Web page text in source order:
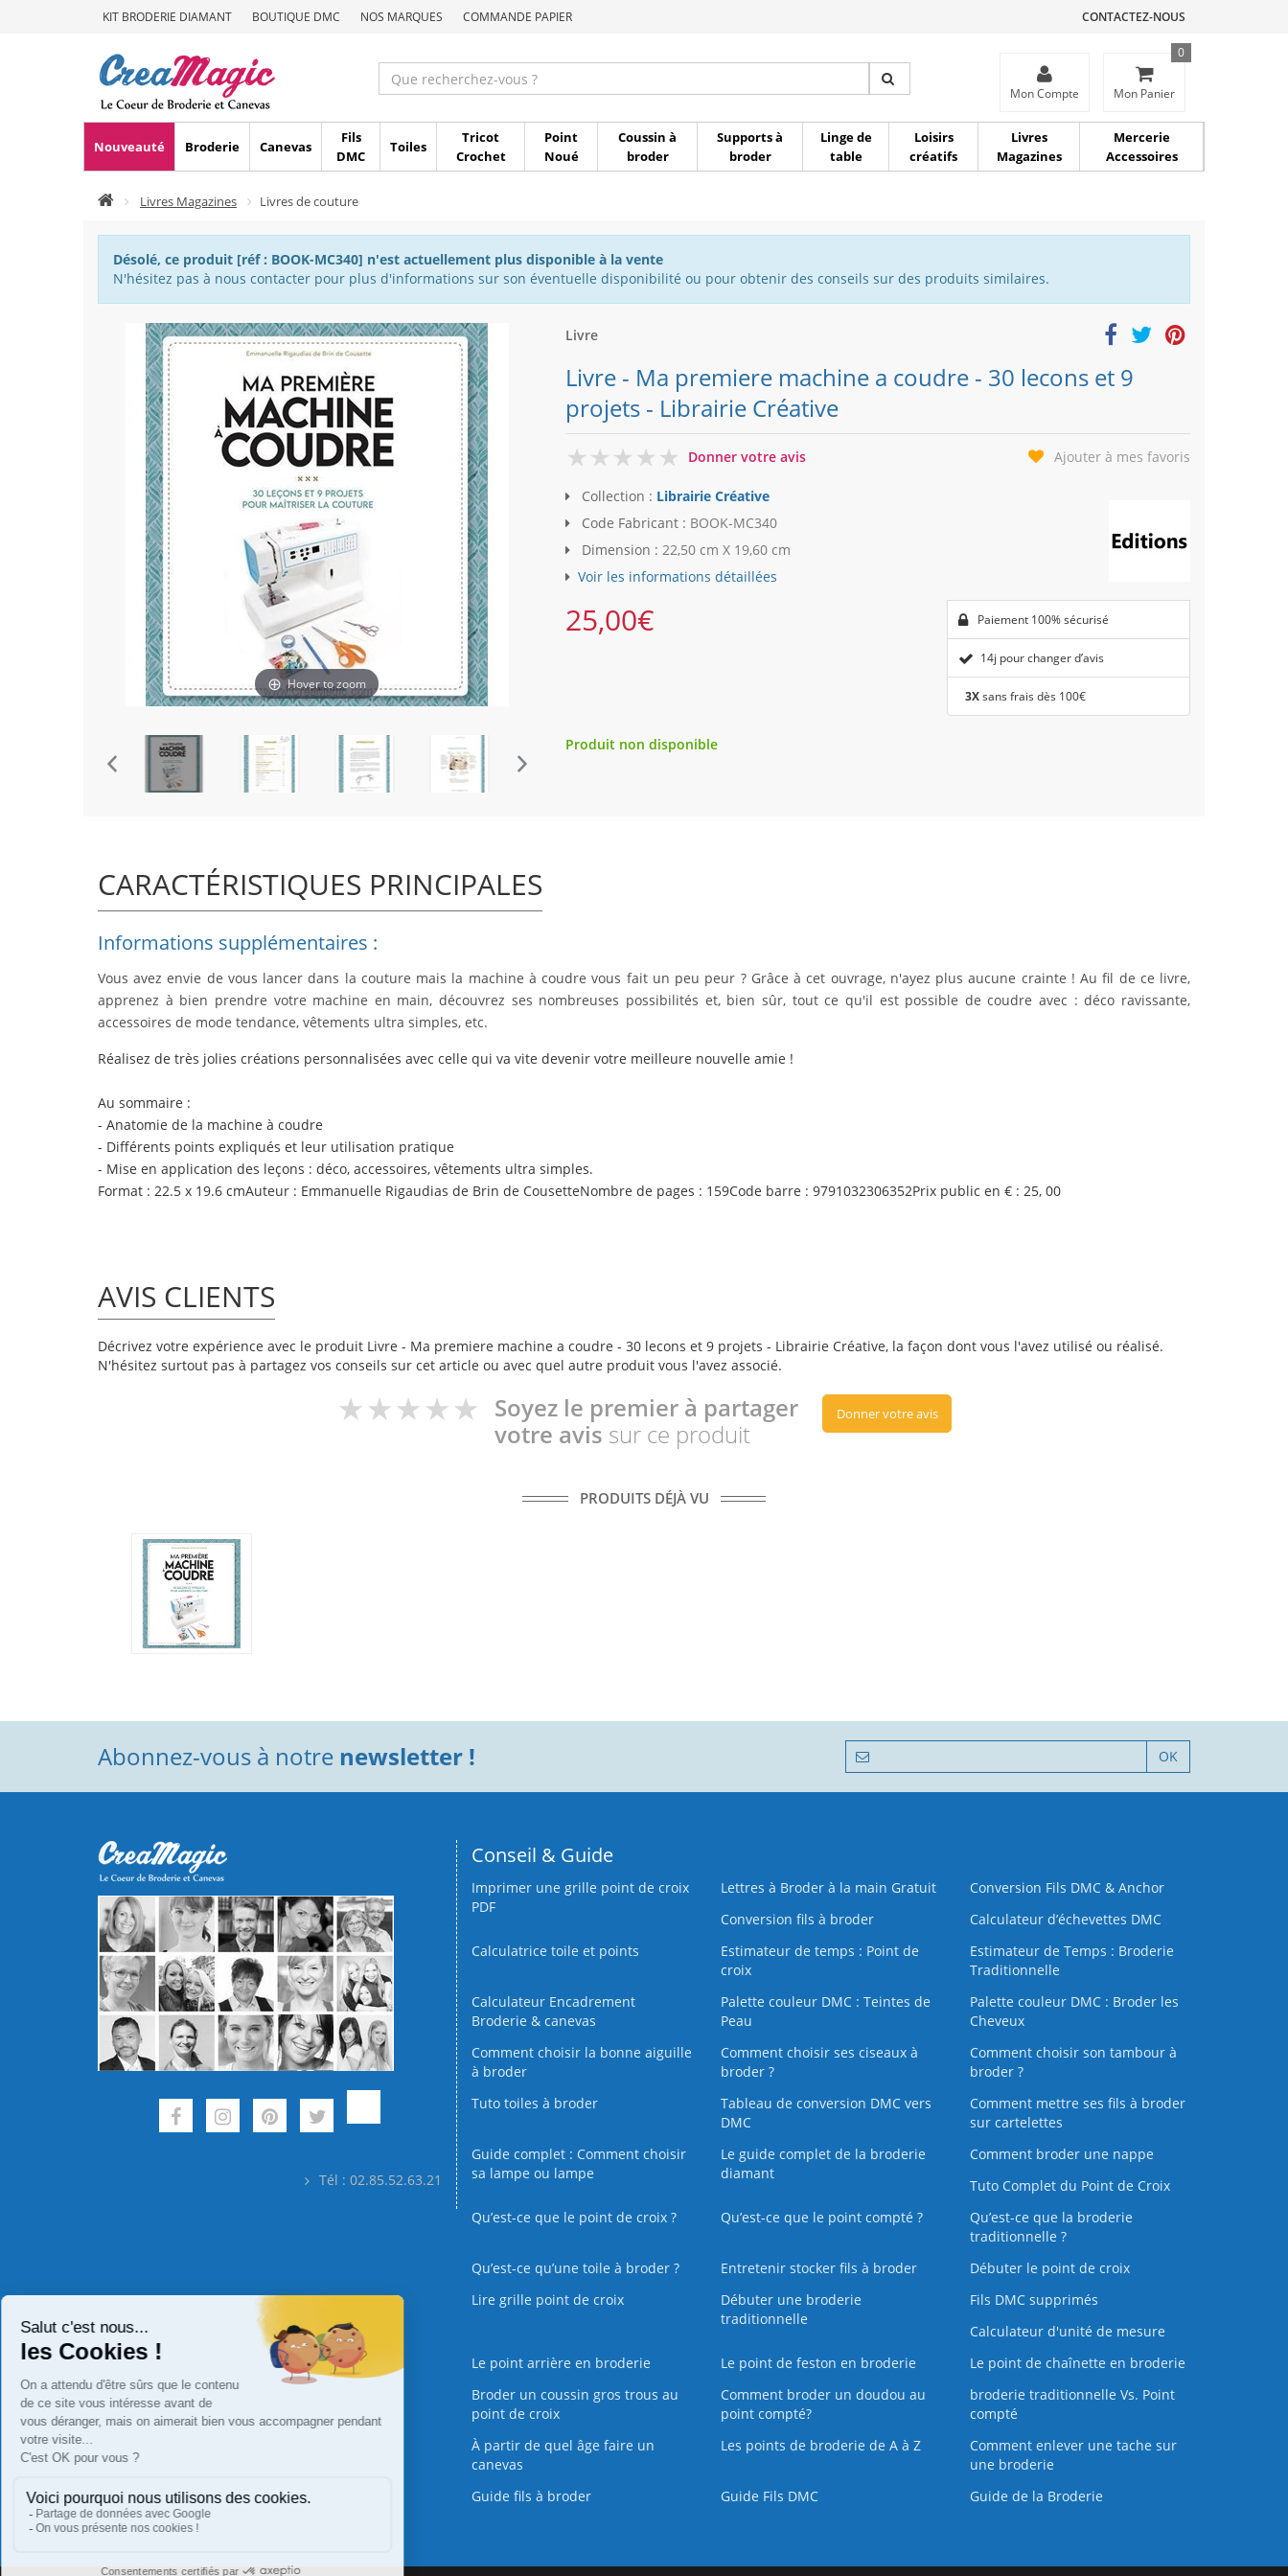
KIT BRODERIE DIAMANT BOUTIQUE DMC NOS MARQUES COMMANDE PAPIER CONTACTEZ-NOUS
Mon Compte Mon Panier
0
Nouveauté Broderie Canevas
Fils
DMC
Toiles
Tricot
Crochet
Point
Noué
Coussin à
broder
Supports à
broder
Linge de
table
Loisirs
créatifs
Livres
Magazines
Mercerie
Accessoires
Livres Magazines Livres de couture
Désolé, ce produit [réf : BOOK-MC340] n'est actuellement plus disponible à la vente
N'hésitez pas à nous contacter pour plus d'informations sur son éventuelle disponibilité ou pour obtenir des conseils sur des produits similaires.
Hover to zoom
Livre
Livre - Ma premiere machine a coudre - 30 lecons et 9
projets - Librairie Créative
0
Donner votre avis Ajouter à mes favoris
Collection : Librairie Créative
Code Fabricant : BOOK-MC340
Dimension : 22,50 cm X 19,60 cm
Voir les informations détaillées
25,00€ Paiement 100% sécurisé
14j pour changer d’avis
3Xsans frais dès 100€
Produit non disponible
CARACTÉRISTIQUES PRINCIPALES
Informations supplémentaires :
Vous avez envie de vous lancer dans la couture mais la machine à coudre vous fait un peu peur ? Grâce à cet ouvrage, n'ayez plus aucune crainte ! Au fil de ce livre,
apprenez à bien prendre votre machine en main, découvrez ses nombreuses possibilités et, bien sûr, tout ce qu'il est possible de coudre avec : déco ravissante,
accessoires de mode tendance, vêtements ultra simples, etc.
Réalisez de très jolies créations personnalisées avec celle qui va vite devenir votre meilleure nouvelle amie !
Au sommaire :
- Anatomie de la machine à coudre
- Différents points expliqués et leur utilisation pratique
- Mise en application des leçons : déco, accessoires, vêtements ultra simples.
Format : 22.5 x 19.6 cmAuteur : Emmanuelle Rigaudias de Brin de CousetteNombre de pages : 159Code barre : 9791032306352Prix public en € : 25, 00
AVIS CLIENTS
Décrivez votre expérience avec le produit Livre - Ma premiere machine a coudre - 30 lecons et 9 projets - Librairie Créative, la façon dont vous l'avez utilisé ou réalisé.
N'hésitez surtout pas à partagez vos conseils sur cet article ou avec quel autre produit vous l'avez associé.
Soyez le premier à partager
votre avis sur ce produit
Donner votre avis
PRODUITS DÉJÀ VU
Abonnez-vous à notre newsletter ! OK
Tél : 02.85.52.63.21
Conseil & Guide
Imprimer une grille point de croix
PDF
Lettres à Broder à la main Gratuit
Conversion Fils DMC & Anchor
Conversion fils à broder
Calculateur d’échevettes DMC
Calculatrice toile et points
Estimateur de temps : Point de
croix
Estimateur de Temps : Broderie
Traditionnelle
Calculateur Encadrement
Broderie & canevas
Palette couleur DMC : Teintes de
Peau
Palette couleur DMC : Broder les
Cheveux
Comment choisir la bonne aiguille
à broder
Comment choisir ses ciseaux à
broder ?
Comment choisir son tambour à
broder ?
Tuto toiles à broder
Tableau de conversion DMC vers
DMC
Comment mettre ses fils à broder
sur cartelettes
Guide complet : Comment choisir
sa lampe ou lampe
Le guide complet de la broderie
diamant
Comment broder une nappe
Tuto Complet du Point de Croix
Qu’est-ce que le point de croix ?
Qu’est-ce que le point compté ?
Qu’est-ce que la broderie
traditionnelle ?
Qu’est‑ce qu’une toile à broder ?
Entretenir stocker fils à broder
Débuter le point de croix
Lire grille point de croix
Débuter une broderie
traditionnelle
Fils DMC supprimés
Calculateur d'unité de mesure
Le point arrière en broderie
Le point de feston en broderie
Le point de chaînette en broderie
Broder un coussin gros trous au
point de croix
Comment broder un doudou au
point compté?
broderie traditionnelle Vs. Point
compté
À partir de quel âge faire un
canevas
Les points de broderie de A à Z
Comment enlever une tache sur
une broderie
Guide fils à broder
Guide Fils DMC Guide de la Broderie